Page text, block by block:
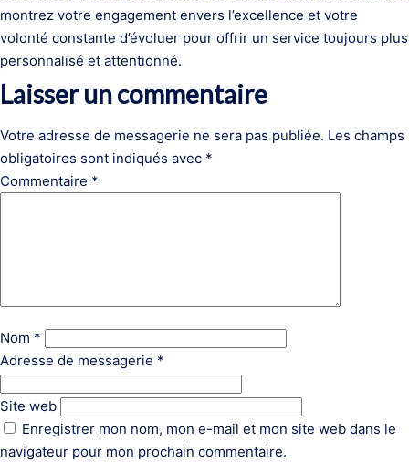
montrez votre engagement envers l’excellence et votre
volonté constante d’évoluer pour offrir un service toujours plus
personnalisé et attentionné.
Laisser un commentaire
Votre adresse de messagerie ne sera pas publiée. Les champs
obligatoires sont indiqués avec *
Commentaire *
Nom *
Adresse de messagerie *
Site web
Enregistrer mon nom, mon e-mail et mon site web dans le
navigateur pour mon prochain commentaire.